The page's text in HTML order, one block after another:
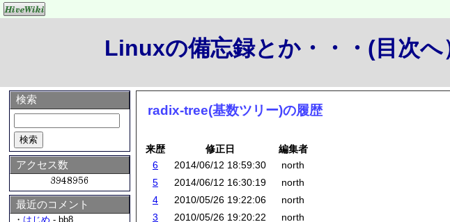
Linuxの備忘録とか・・・(目次へ
radix-tree(基数ツリー)の履歴
来歴 修正日
編集者
6
2014/06/12 18:59:30
north
5
2014/06/12 16:30:19
north
4
2010/05/26 19:22:06
north
3
2010/05/26 19:20:22
north
検索
アクセス数
最近のコメント
・ はじめ - bb8